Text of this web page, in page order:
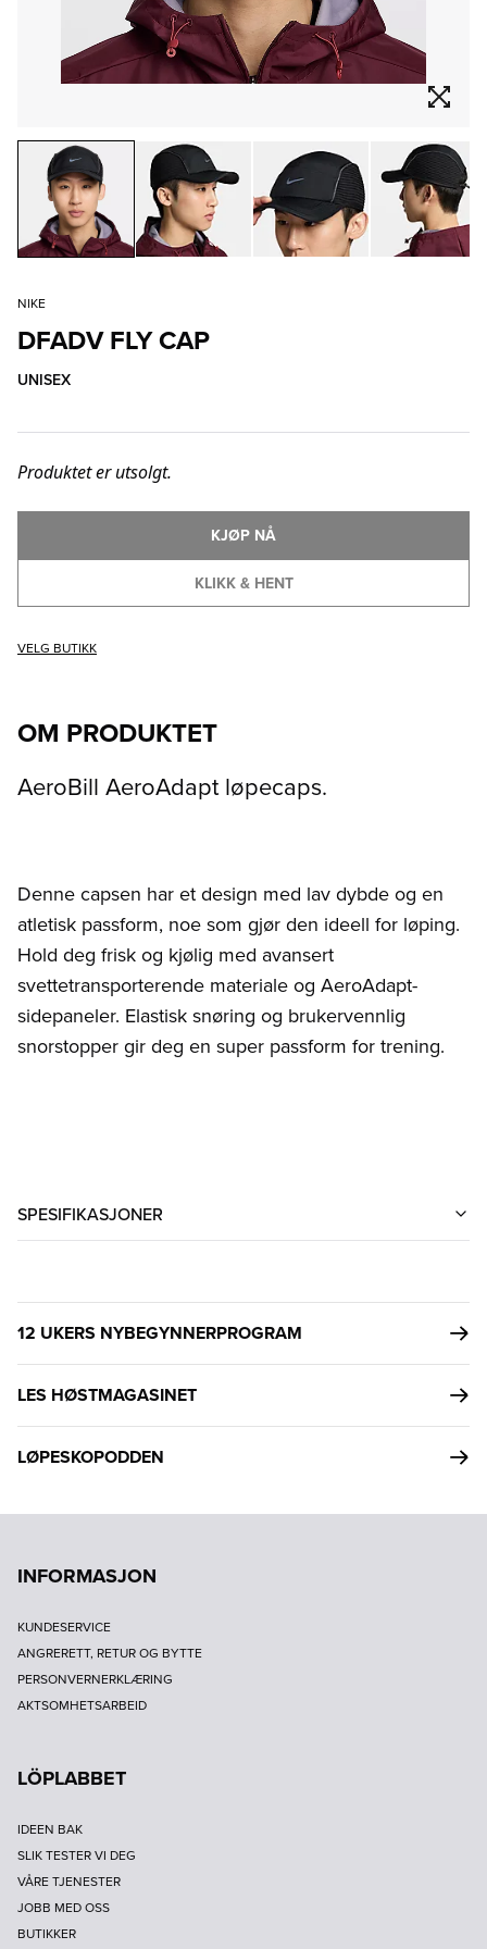
NIKE
DFADV FLY CAP
UNISEX
Produktet er utsolgt.
KLIKK & HENT
KJØP NÅ
VELG BUTIKK
OM PRODUKTET
AeroBill AeroAdapt løpecaps.
Denne capsen har et design med lav dybde og en
atletisk passform, noe som gjør den ideell for løping.
Hold deg frisk og kjølig med avansert
svettetransporterende materiale og AeroAdapt-
sidepaneler. Elastisk snøring og brukervennlig
snorstopper gir deg en super passform for trening.
SPESIFIKASJONER
12 UKERS NYBEGYNNERPROGRAM
LES HØSTMAGASINET
LØPESKOPODDEN
INFORMASJON
KUNDESERVICE
ANGRERETT, RETUR OG BYTTE
PERSONVERNERKLÆRING
AKTSOMHETSARBEID
LÖPLABBET
IDEEN BAK
SLIK TESTER VI DEG
VÅRE TJENESTER
JOBB MED OSS
BUTIKKER